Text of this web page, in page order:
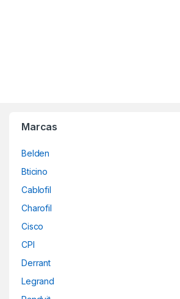
Marcas
Belden
Bticino
Cablofil
Charofil
Cisco
CPI
Derrant
Legrand